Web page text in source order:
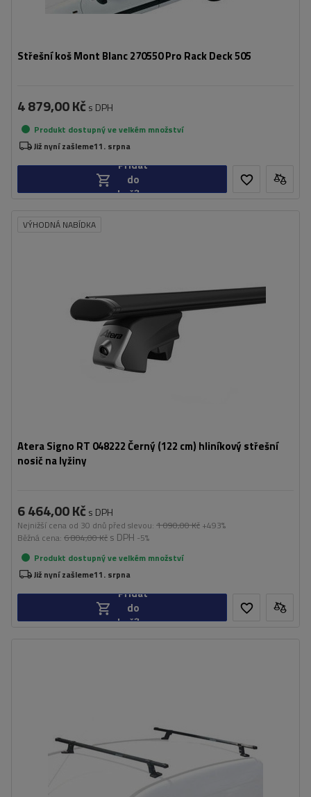
Střešní koš Mont Blanc 270550 Pro Rack Deck 505
4 879,00 Kč s DPH
Produkt dostupný ve velkém množství
Již nyní zašleme11. srpna
Přidat
do
košíku
VÝHODNÁ NABÍDKA
Atera Signo RT 048222 Černý (122 cm) hliníkový střešní
nosič na lyžiny
6 464,00 Kč s DPH
Nejnižší cena od 30 dnů před slevou: 1 090,00 Kč +493%
Běžná cena: 6 804,00 Kč s DPH -5%
Produkt dostupný ve velkém množství
Již nyní zašleme11. srpna
Přidat
do
košíku